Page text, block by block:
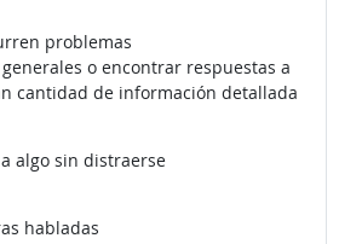
problemas
o encontrar respuestas a
cantidad de información detallada
algo sin distraerse
habladas